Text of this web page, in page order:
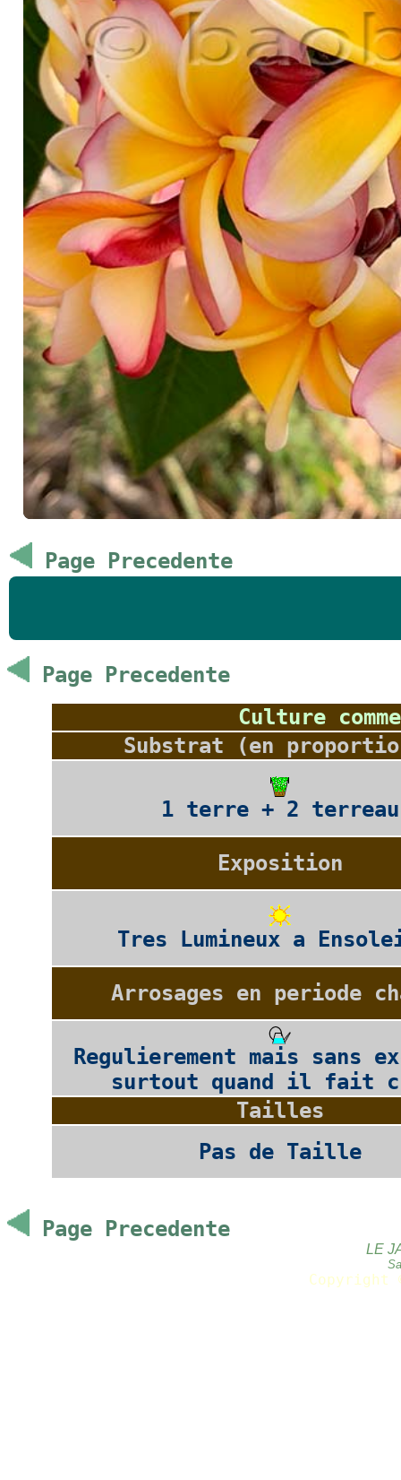
Page Precedente
Page Precedente
Culture
Substrat (en
1 terre + 2 terreau
Exposition
Tres Lumineux a
Arrosages en periode
Regulierement mais sans
surtout quand il fait
Tailles
Pas de Taille
Page Precedente
LE
Copyright